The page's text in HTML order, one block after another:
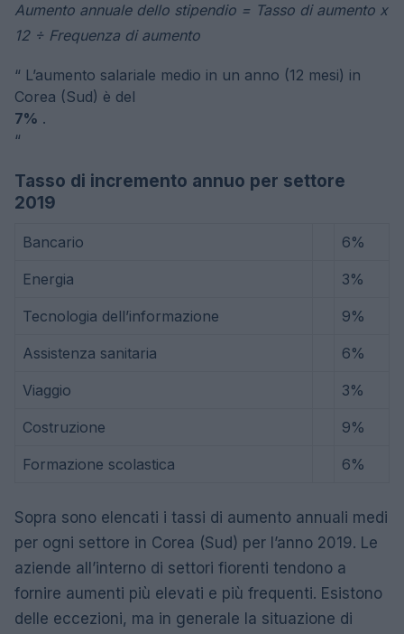
Aumento annuale dello stipendio = Tasso di aumento x
12 ÷ Frequenza di aumento
“ L’aumento salariale medio in un anno (12 mesi) in
Corea (Sud) è del
7% .
“
Tasso di incremento annuo per settore
2019
Bancario 6%
Energia 3%
Tecnologia dell’informazione 9%
Assistenza sanitaria 6%
Viaggio 3%
Costruzione 9%
Formazione scolastica 6%
Sopra sono elencati i tassi di aumento annuali medi
per ogni settore in Corea (Sud) per l’anno 2019. Le
aziende all’interno di settori fiorenti tendono a
fornire aumenti più elevati e più frequenti. Esistono
delle eccezioni, ma in generale la situazione di